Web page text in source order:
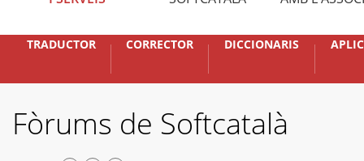
TRADUCTOR CORRECTOR DICCIONARIS
Fòrums de Softcatalà